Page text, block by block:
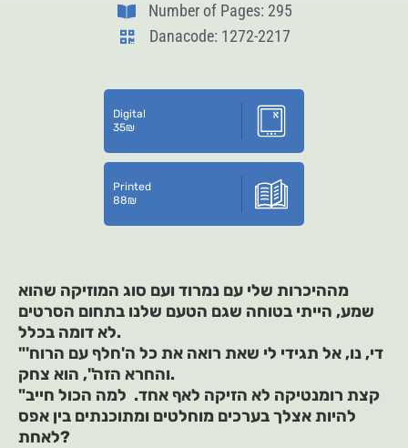
Number of Pages: 295
Danacode: 1272-2217
Digital
35₪
Printed
88₪
מההיכרות שלי עם נמרוד ועם סוג המוזיקה שהוא
שמע, הייתי בטוחה שגם הטעם שלנו בתחום הסרטים
לא דומה בכלל.
"די, נו, אל תגידי לי שאת רואה את כל ה'חלף עם הרוח'
והחרא הזה", הוא צחק.
"קצת רומנטיקה לא הזיקה לאף אחד. למה הכול חייב
להיות אצלך בערכים מוחלטים ומתוכנתים בין אפס
לאחת?